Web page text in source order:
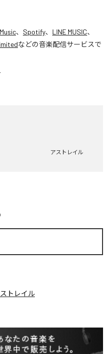
、 Spotify、 LINE MUSIC、
などの音楽配信サービスで
アストレイル
トレイル